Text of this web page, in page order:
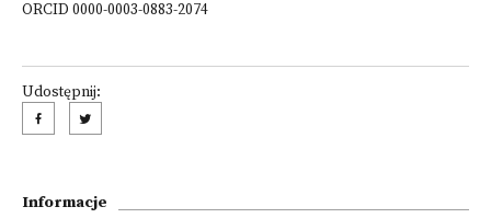
ORCID 0000-0003-0883-2074
Udostępnij:
Informacje